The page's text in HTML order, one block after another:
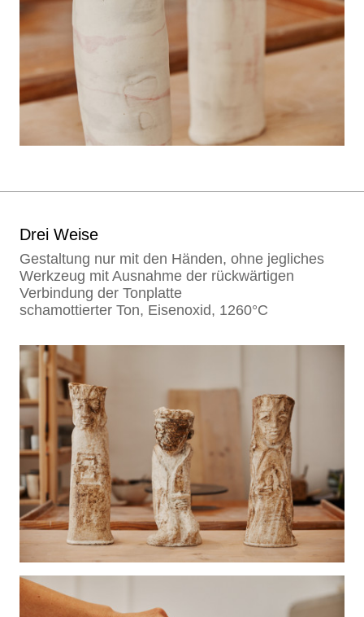
Drei Weise
Gestaltung nur mit den Händen, ohne jegliches
Werkzeug mit Ausnahme der rückwärtigen
Verbindung der Tonplatte
schamottierter Ton, Eisenoxid, 1260°C